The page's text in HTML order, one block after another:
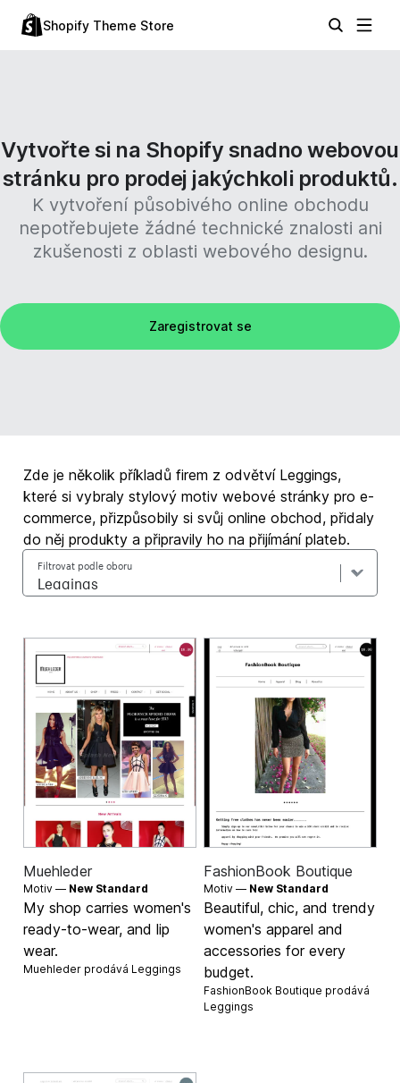
Shopify Theme Store
Vytvořte si na Shopify snadno webovou
stránku pro prodej jakýchkoli produktů.
K vytvoření působivého online obchodu
nepotřebujete žádné technické znalosti ani
zkušenosti z oblasti webového designu.
Zaregistrovat se
Zde je několik příkladů firem z odvětví Leggings,
které si vybraly stylový motiv webové stránky pro e-
commerce, přizpůsobily si svůj online obchod, přidaly
do něj produkty a připravily ho na přijímání plateb.
Filtrovat podle oboru
Muehleder
Motiv — New Standard
My shop carries women's
ready-to-wear, and lip
wear.
Muehleder prodává Leggings
FashionBook Boutique
Motiv — New Standard
Beautiful, chic, and trendy
women's apparel and
accessories for every
budget.
FashionBook Boutique prodává
Leggings